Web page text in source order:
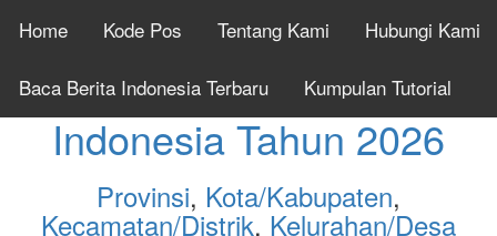
Home Kode Pos Tentang Kami Hubungi Kami
Baca Berita Indonesia Terbaru Kumpulan Tutorial
Cek Kode Pos Seluruh
Indonesia Tahun 2026
Provinsi, Kota/Kabupaten,
Kecamatan/Distrik, Kelurahan/Desa